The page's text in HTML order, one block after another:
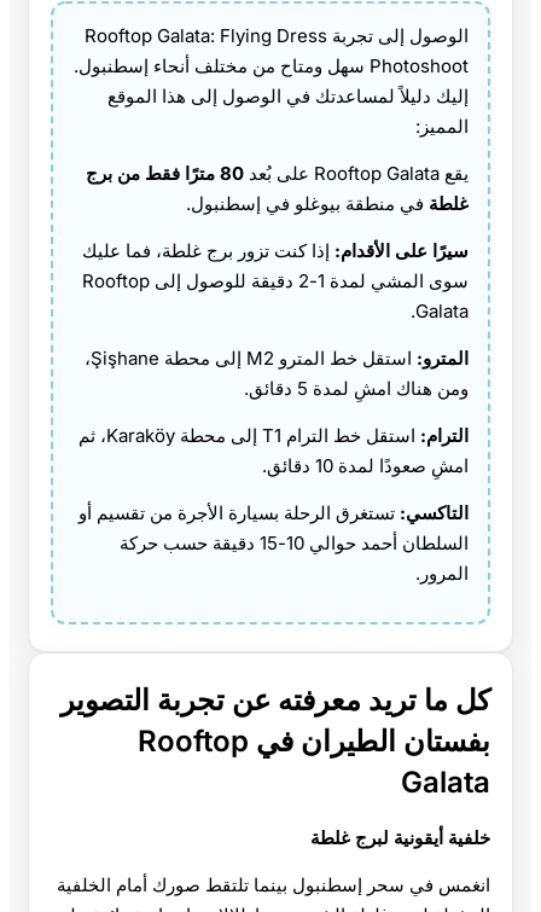
الوصول إلى تجربة Rooftop Galata: Flying Dress
Photoshoot سهل ومتاح من مختلف أنحاء إسطنبول.
إليك دليلاً لمساعدتك في الوصول إلى هذا الموقع
المميز:
يقع Rooftop Galata على بُعد
80 مترًا فقط من برج
غلطة في منطقة بيوغلو في إسطنبول.
سيرًا على الأقدام: إذا كنت تزور برج غلطة، فما عليك
سوى المشي لمدة 1-2 دقيقة للوصول إلى Rooftop
Galata.
المترو:
استقل خط المترو M2 إلى محطة Şişhane،
ومن هناك امشِ لمدة 5 دقائق.
الترام:
استقل خط الترام T1 إلى محطة Karaköy، ثم
امشِ صعودًا لمدة 10 دقائق.
التاكسي: تستغرق الرحلة بسيارة الأجرة من تقسيم أو
السلطان أحمد حوالي 10-15 دقيقة حسب حركة
المرور.
كل ما تريد معرفته عن تجربة التصوير
بفستان الطيران في Rooftop
Galata
خلفية أيقونية لبرج غلطة
انغمس في سحر إسطنبول بينما تلتقط صورك أمام الخلفية